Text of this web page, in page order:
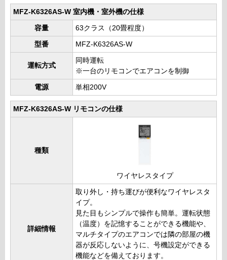
MFZ-K6326AS-W 室内機・室外機の仕様
容量 63クラス（20畳程度）
型番 MFZ-K6326AS-W
運転方式
同時運転
※一台のリモコンでエアコンを制御
電源 単相200V
MFZ-K6326AS-W リモコンの仕様
種類
ワイヤレスタイプ
詳細情報
取り外し・持ち運びが便利なワイヤレスタ
イプ。
見た目もシンプルで操作も簡単。運転状態
（温度）を記憶することができる機能や、
マルチタイプのエアコンでは隣の部屋の機
器が反応しないように、号機設定ができる
機能などを備えております。